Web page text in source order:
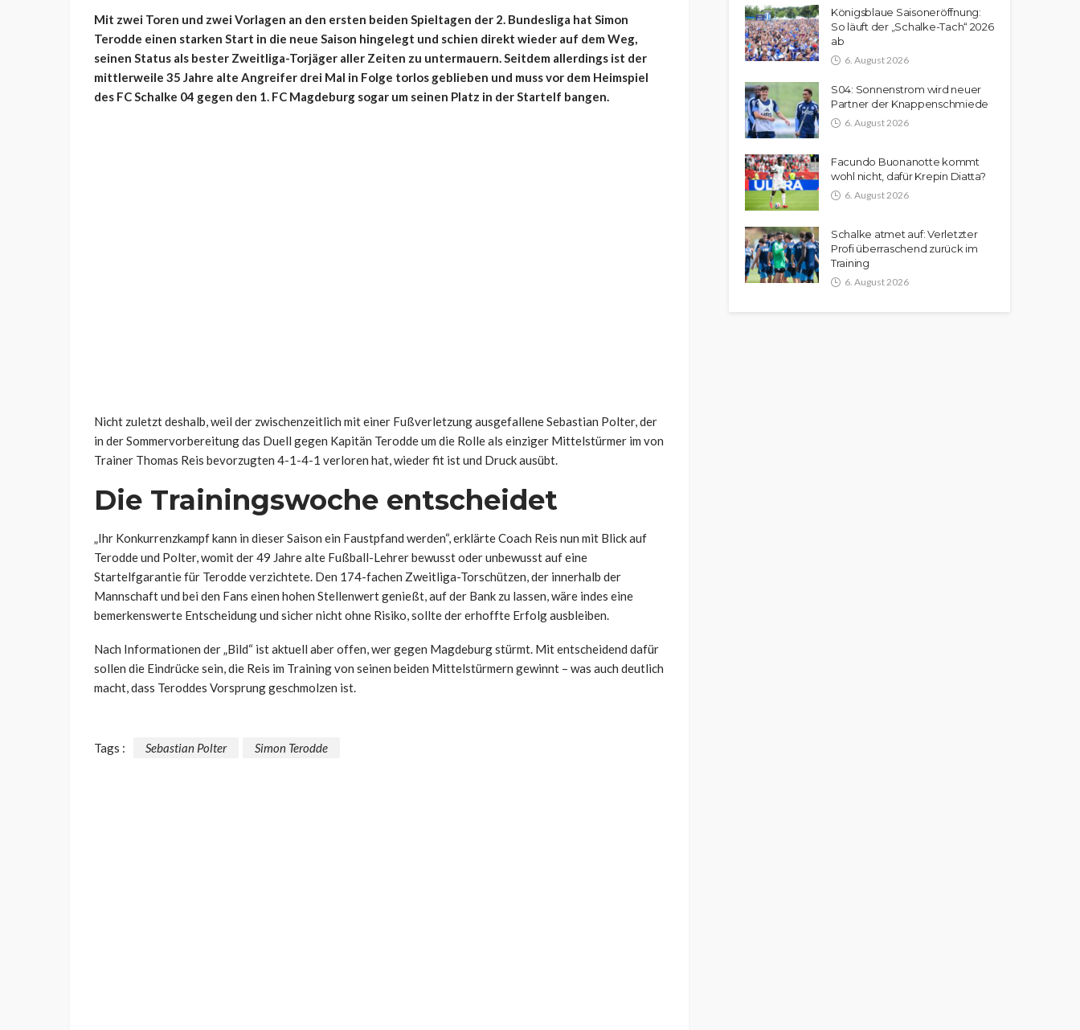
Mit zwei Toren und zwei Vorlagen an den ersten beiden Spieltagen der 2. Bundesliga hat Simon
Terodde einen starken Start in die neue Saison hingelegt und schien direkt wieder auf dem Weg,
seinen Status als bester Zweitliga-Torjäger aller Zeiten zu untermauern. Seitdem allerdings ist der
mittlerweile 35 Jahre alte Angreifer drei Mal in Folge torlos geblieben und muss vor dem Heimspiel
des FC Schalke 04 gegen den 1. FC Magdeburg sogar um seinen Platz in der Startelf bangen.
Nicht zuletzt deshalb, weil der zwischenzeitlich mit einer Fußverletzung ausgefallene Sebastian Polter, der
in der Sommervorbereitung das Duell gegen Kapitän Terodde um die Rolle als einziger Mittelstürmer im von
Trainer Thomas Reis bevorzugten 4-1-4-1 verloren hat, wieder fit ist und Druck ausübt.
Die Trainingswoche entscheidet
„Ihr Konkurrenzkampf kann in dieser Saison ein Faustpfand werden“, erklärte Coach Reis nun mit Blick auf
Terodde und Polter, womit der 49 Jahre alte Fußball-Lehrer bewusst oder unbewusst auf eine
Startelfgarantie für Terodde verzichtete. Den 174-fachen Zweitliga-Torschützen, der innerhalb der
Mannschaft und bei den Fans einen hohen Stellenwert genießt, auf der Bank zu lassen, wäre indes eine
bemerkenswerte Entscheidung und sicher nicht ohne Risiko, sollte der erhoffte Erfolg ausbleiben.
Nach Informationen der „Bild“ ist aktuell aber offen, wer gegen Magdeburg stürmt. Mit entscheidend dafür
sollen die Eindrücke sein, die Reis im Training von seinen beiden Mittelstürmern gewinnt – was auch deutlich
macht, dass Teroddes Vorsprung geschmolzen ist.
Tags : Sebastian Polter Simon Terodde
Königsblaue Saisoneröffnung:
So läuft der „Schalke-Tach“ 2026
ab
6. August 2026
S04: Sonnenstrom wird neuer
Partner der Knappenschmiede
6. August 2026
Facundo Buonanotte kommt
wohl nicht, dafür Krepin Diatta?
6. August 2026
Schalke atmet auf: Verletzter
Profi überraschend zurück im
Training
6. August 2026